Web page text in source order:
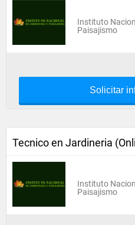
Instituto
Paisajismo
Solicitar
Tecnico en Jardineria
Instituto
Paisajismo